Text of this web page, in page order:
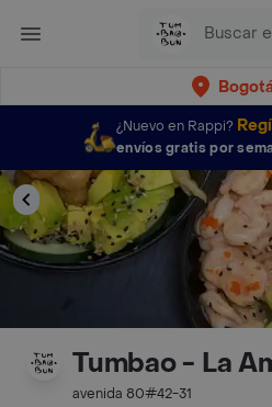
¿Nuevo en Rappi?
envíos gratis por
Tumbao - La
avenida 80#42-31